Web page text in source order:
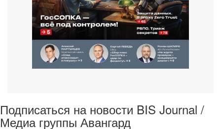
Подписаться на новости BIS Journal /
Медиа группы Авангард